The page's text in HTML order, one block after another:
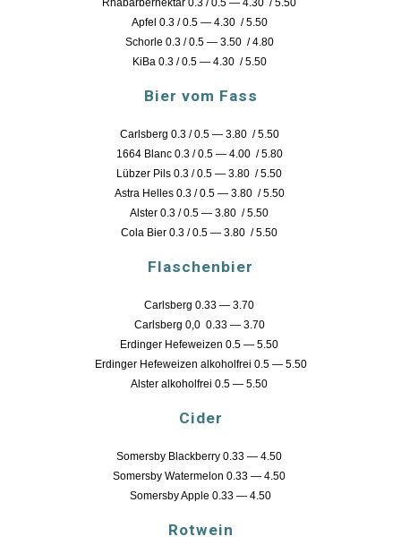
Rhabarbernektar 0.3 / 0.5 — 4.30 / 5.50
Apfel 0.3 / 0.5 — 4.30 / 5.50
Schorle 0.3 / 0.5 — 3.50 / 4.80
KiBa 0.3 / 0.5 — 4.30 / 5.50
Bier vom Fass
Carlsberg 0.3 / 0.5 — 3.80 / 5.50
1664 Blanc 0.3 / 0.5 — 4.00 / 5.80
Lübzer Pils 0.3 / 0.5 — 3.80 / 5.50
Astra Helles 0.3 / 0.5 — 3.80 / 5.50
Alster 0.3 / 0.5 — 3.80 / 5.50
Cola Bier 0.3 / 0.5 — 3.80 / 5.50
Flaschenbier
Carlsberg 0.33 — 3.70
Carlsberg 0,0 0.33 — 3.70
Erdinger Hefeweizen 0.5 — 5.50
Erdinger Hefeweizen alkoholfrei 0.5 — 5.50
Alster alkoholfrei 0.5 — 5.50
Cider
Somersby Blackberry 0.33 — 4.50
Somersby Watermelon 0.33 — 4.50
Somersby Apple 0.33 — 4.50
Rotwein